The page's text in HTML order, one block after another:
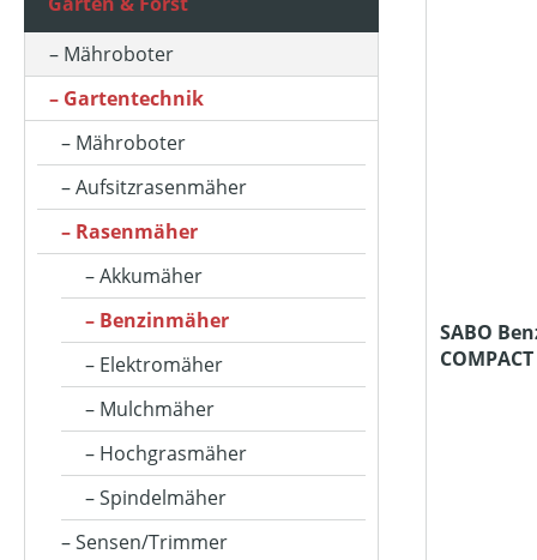
ARBEITSHÖHE MIN-MAX (IN CM)
ARBEITSSTUFENANZAHL
AUSWURFART
BETRIEBSART
FAHRANTRIEBSART
FANGSACKVOLUMEN MAX (IN L)
Mähroboter
Gartentechnik
Mähroboter
Aufsitzrasenmäher
Rasenmäher
Akkumäher
Benzinmäher
Elektromäher
Mulchmäher
Hochgrasmäher
Spindelmäher
Sensen/Trimmer
SABO
COMPACT